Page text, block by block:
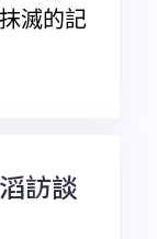
滅的記
訪談